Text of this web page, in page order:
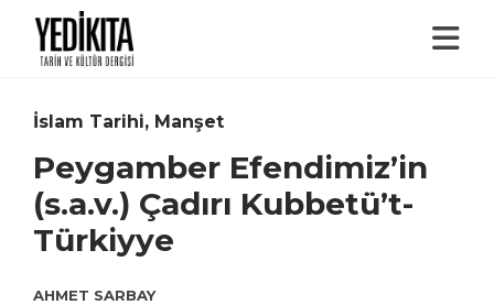
İslam Tarihi, Manşet
Peygamber Efendimiz’in
(s.a.v.) Çadırı Kubbetü’t-
Türkiyye
AHMET SARBAY